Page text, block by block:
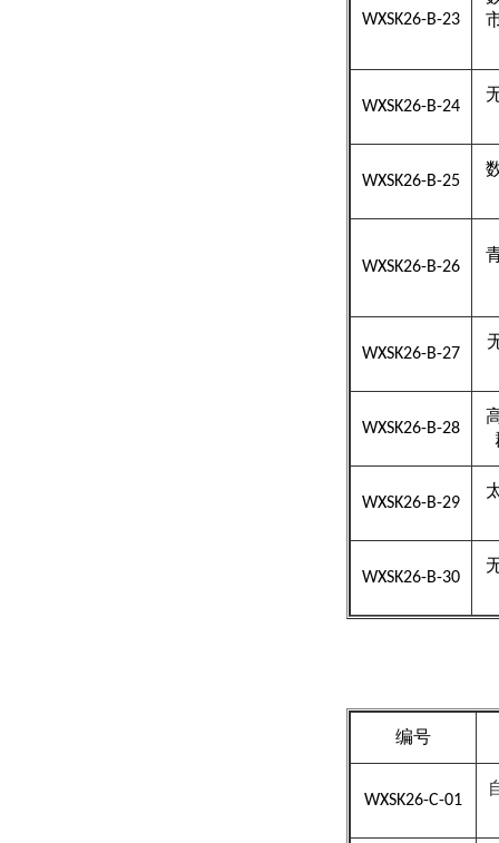
WXSK26-B-23
WXSK26-B-24
WXSK26-B-25
WXSK26-B-26
WXSK26-B-27
WXSK26-B-28
WXSK26-B-29
WXSK26-B-30
编号
WXSK26-C-01